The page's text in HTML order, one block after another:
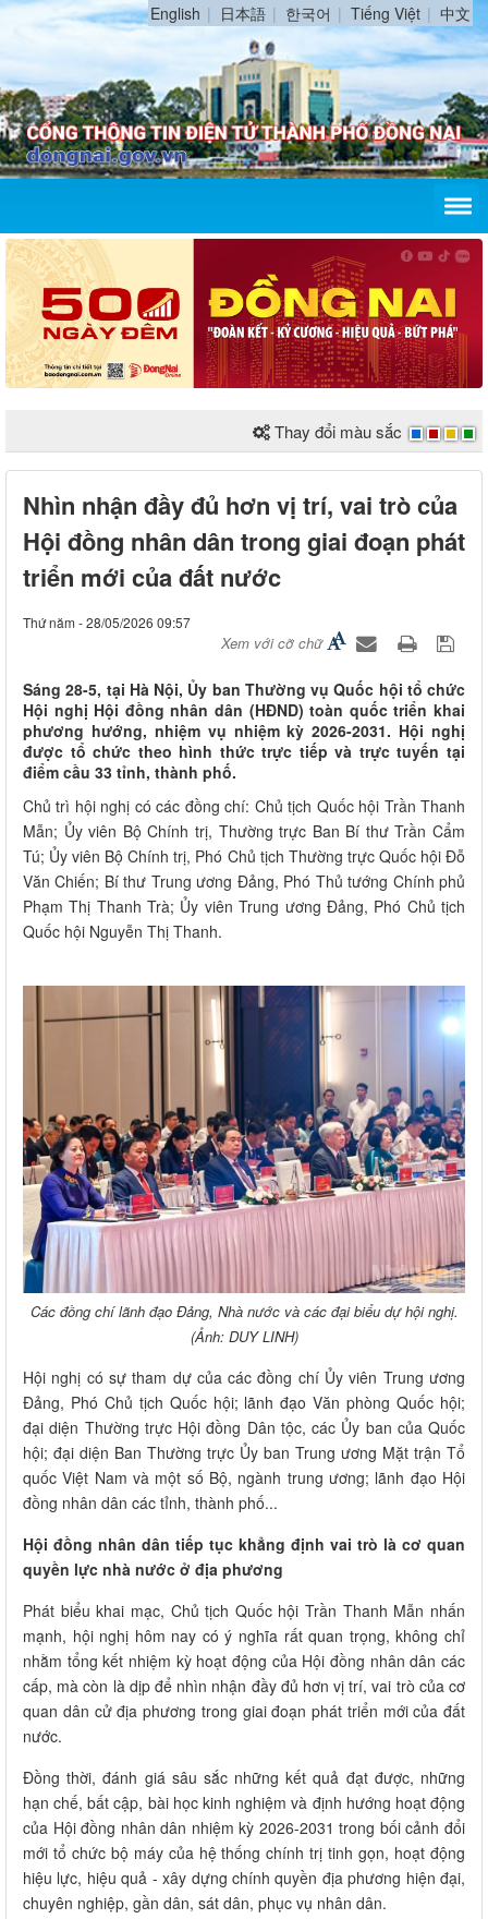
English 日本語 한국어 Tiếng Việt 中文
Thay đổi màu sắc
Nhìn nhận đầy đủ hơn vị trí, vai trò của
Hội đồng nhân dân trong giai đoạn phát
triển mới của đất nước
Thứ năm - 28/05/2026 09:57
Xem với cỡ chữ
Sáng 28-5, tại Hà Nội, Ủy ban Thường vụ Quốc hội tổ chức
Hội nghị Hội đồng nhân dân (HĐND) toàn quốc triển khai
phương hướng, nhiệm vụ nhiệm kỳ 2026-2031. Hội nghị
được tổ chức theo hình thức trực tiếp và trực tuyến tại
điểm cầu 33 tỉnh, thành phố.
Chủ trì hội nghị có các đồng chí: ​Chủ tịch Quốc hội Trần Thanh
Mẫn; Ủy viên Bộ Chính trị, Thường trực Ban Bí thư Trần Cẩm
Tú; Ủy viên Bộ Chính trị, Phó Chủ tịch Thường trực Quốc hội Đỗ
Văn Chiến; Bí thư Trung ương Đảng, Phó Thủ tướng Chính phủ
Phạm Thị Thanh Trà; Ủy viên Trung ương Đảng, Phó Chủ tịch
Quốc hội Nguyễn Thị Thanh.
Các đồng chí lãnh đạo Đảng, Nhà nước và các đại biểu dự hội nghị.
(Ảnh: DUY LINH)
Hội nghị có sự tham dự của các đồng chí Ủy viên Trung ương
Đảng, Phó Chủ tịch Quốc hội; lãnh đạo Văn phòng Quốc hội;
đại diện Thường trực Hội đồng Dân tộc, các Ủy ban của Quốc
hội; đại diện Ban Thường trực Ủy ban Trung ương Mặt trận Tổ
quốc Việt Nam và một số Bộ, ngành trung ương; lãnh đạo Hội
đồng nhân dân các tỉnh, thành phố...
Hội đồng nhân dân tiếp tục khẳng định vai trò là cơ quan
quyền lực nhà nước ở địa phương
Phát biểu khai mạc, Chủ tịch Quốc hội Trần Thanh Mẫn nhấn
mạnh, hội nghị hôm nay có ý nghĩa rất quan trọng, không chỉ
nhằm tổng kết nhiệm kỳ hoạt động của Hội đồng nhân dân các
cấp, mà còn là dịp để nhìn nhận đầy đủ hơn vị trí, vai trò của cơ
quan dân cử địa phương trong giai đoạn phát triển mới của đất
nước.
Đồng thời, đánh giá sâu sắc những kết quả đạt được, những
hạn chế, bất cập, bài học kinh nghiệm và định hướng hoạt động
của Hội đồng nhân dân nhiệm kỳ 2026-2031 trong bối cảnh đổi
mới tổ chức bộ máy của hệ thống chính trị tinh gọn, hoạt động
hiệu lực, hiệu quả - xây dựng chính quyền địa phương hiện đại,
chuyên nghiệp, gần dân, sát dân, phục vụ nhân dân.